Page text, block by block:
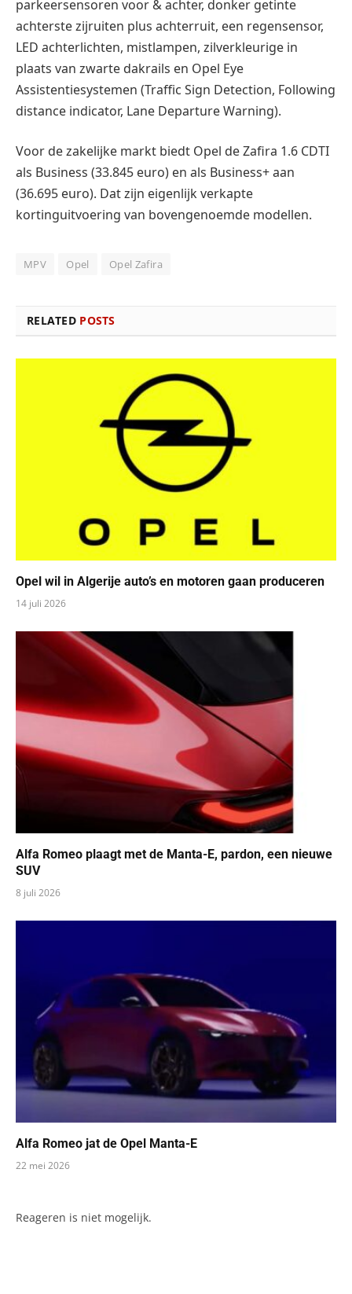
parkeersensoren voor & achter, donker getinte
achterste zijruiten plus achterruit, een regensensor,
LED achterlichten, mistlampen, zilverkleurige in
plaats van zwarte dakrails en Opel Eye
Assistentiesystemen (Traffic Sign Detection, Following
distance indicator, Lane Departure Warning).
Voor de zakelijke markt biedt Opel de Zafira 1.6 CDTI
als Business (33.845 euro) en als Business+ aan
(36.695 euro). Dat zijn eigenlijk verkapte
kortinguitvoering van bovengenoemde modellen.
MPV Opel Opel Zafira
RELATED POSTS
Opel wil in Algerije auto’s en motoren gaan produceren
14 juli 2026
Alfa Romeo plaagt met de Manta-E, pardon, een nieuwe
SUV
8 juli 2026
Alfa Romeo jat de Opel Manta-E
22 mei 2026
Reageren is niet mogelijk.